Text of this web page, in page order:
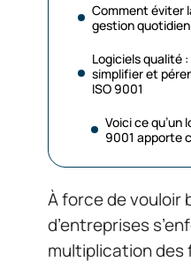
Comment éviter
gestion
Logiciels qualité
simplifier et
ISO 9001
Voici ce qu’un
9001 apporte
À force de vouloir
d’entreprises
multiplication des